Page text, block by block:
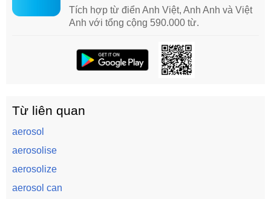
Tích hợp từ điển Anh Việt, Anh Anh và Việt
Anh với tổng cộng 590.000 từ.
Từ liên quan
aerosol
aerosolise
aerosolize
aerosol can